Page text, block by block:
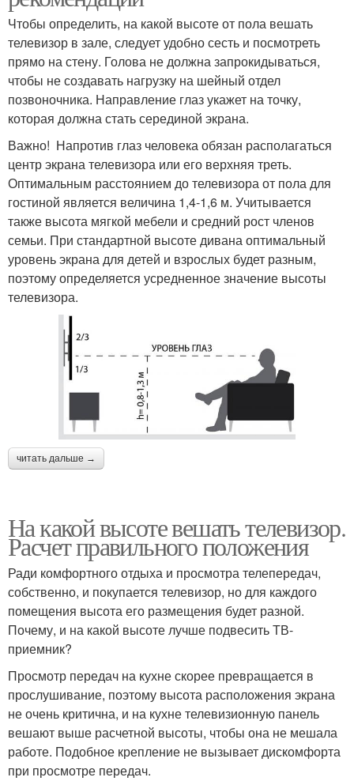
Чтобы определить, на какой высоте от пола вешать
телевизор в зале, следует удобно сесть и посмотреть
прямо на стену. Голова не должна запрокидываться,
чтобы не создавать нагрузку на шейный отдел
позвоночника. Направление глаз укажет на точку,
которая должна стать серединой экрана.
Важно! Напротив глаз человека обязан располагаться
центр экрана телевизора или его верхняя треть.
Оптимальным расстоянием до телевизора от пола для
гостиной является величина 1,4-1,6 м. Учитывается
также высота мягкой мебели и средний рост членов
семьи. При стандартной высоте дивана оптимальный
уровень экрана для детей и взрослых будет разным,
поэтому определяется усредненное значение высоты
телевизора.
читать дальше →
На какой высоте вешать телевизор.
Расчет правильного положения
Ради комфортного отдыха и просмотра телепередач,
собственно, и покупается телевизор, но для каждого
помещения высота его размещения будет разной.
Почему, и на какой высоте лучше подвесить ТВ-
приемник?
Просмотр передач на кухне скорее превращается в
прослушивание, поэтому высота расположения экрана
не очень критична, и на кухне телевизионную панель
вешают выше расчетной высоты, чтобы она не мешала
работе. Подобное крепление не вызывает дискомфорта
при просмотре передач.